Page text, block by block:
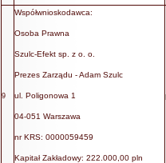
9
Współwnioskodawca:
Osoba Prawna
Szulc-Efekt sp. z o. o.
Prezes Zarządu - Adam Szulc
ul. Poligonowa 1
04-051 Warszawa
nr KRS: 0000059459
Kapitał Zakładowy: 222.000,00 pln